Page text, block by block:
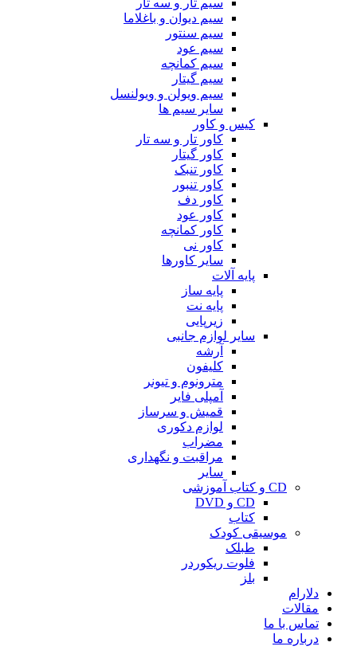
سیم دیوان و باغلاما
سیم سنتور
سیم عود
سیم کمانچه
سیم گیتار
سیم ویولن و ویولنسل
سایر سیم ها
کیس و کاور
کاور تار و سه تار
کاور گیتار
کاور تنبک
کاور تنبور
کاور دف
کاور عود
کاور کمانچه
کاور نی
سایر کاورها
پایه آلات
پایه ساز
پایه نت
زیرپایی
سایر لوازم جانبی
آرشه
کلیفون
مترونوم و تیونر
آمپلی فایر
قمیش و سرساز
لوازم دکوری
مضراب
مراقبت و نگهداری
سایر
CD و کتاب آموزشی
CD و DVD
کتاب
موسیقی کودک
طبلک
فلوت ریکوردر
بلز
دلارام
مقالات
تماس با ما
درباره ما